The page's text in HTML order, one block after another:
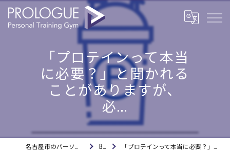
「プロテインって本当
に必要？」と聞かれる
ことがありますが、
必...
BLOG 「プロテインって本当に必要？」と聞かれることがありますが、必...